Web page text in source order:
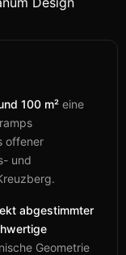
100 m² eine
offener
und
abgestimmter
Geometrie